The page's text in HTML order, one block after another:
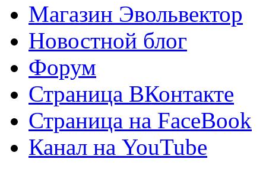
Магазин Эвольвектор
Новостной блог
Форум
Страница ВКонтакте
Страница на FaceBook
Канал на YouTube